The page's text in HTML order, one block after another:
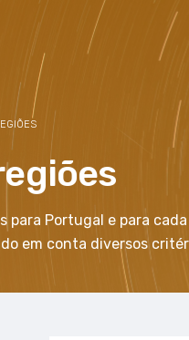
para Portugal e para
em conta diversos